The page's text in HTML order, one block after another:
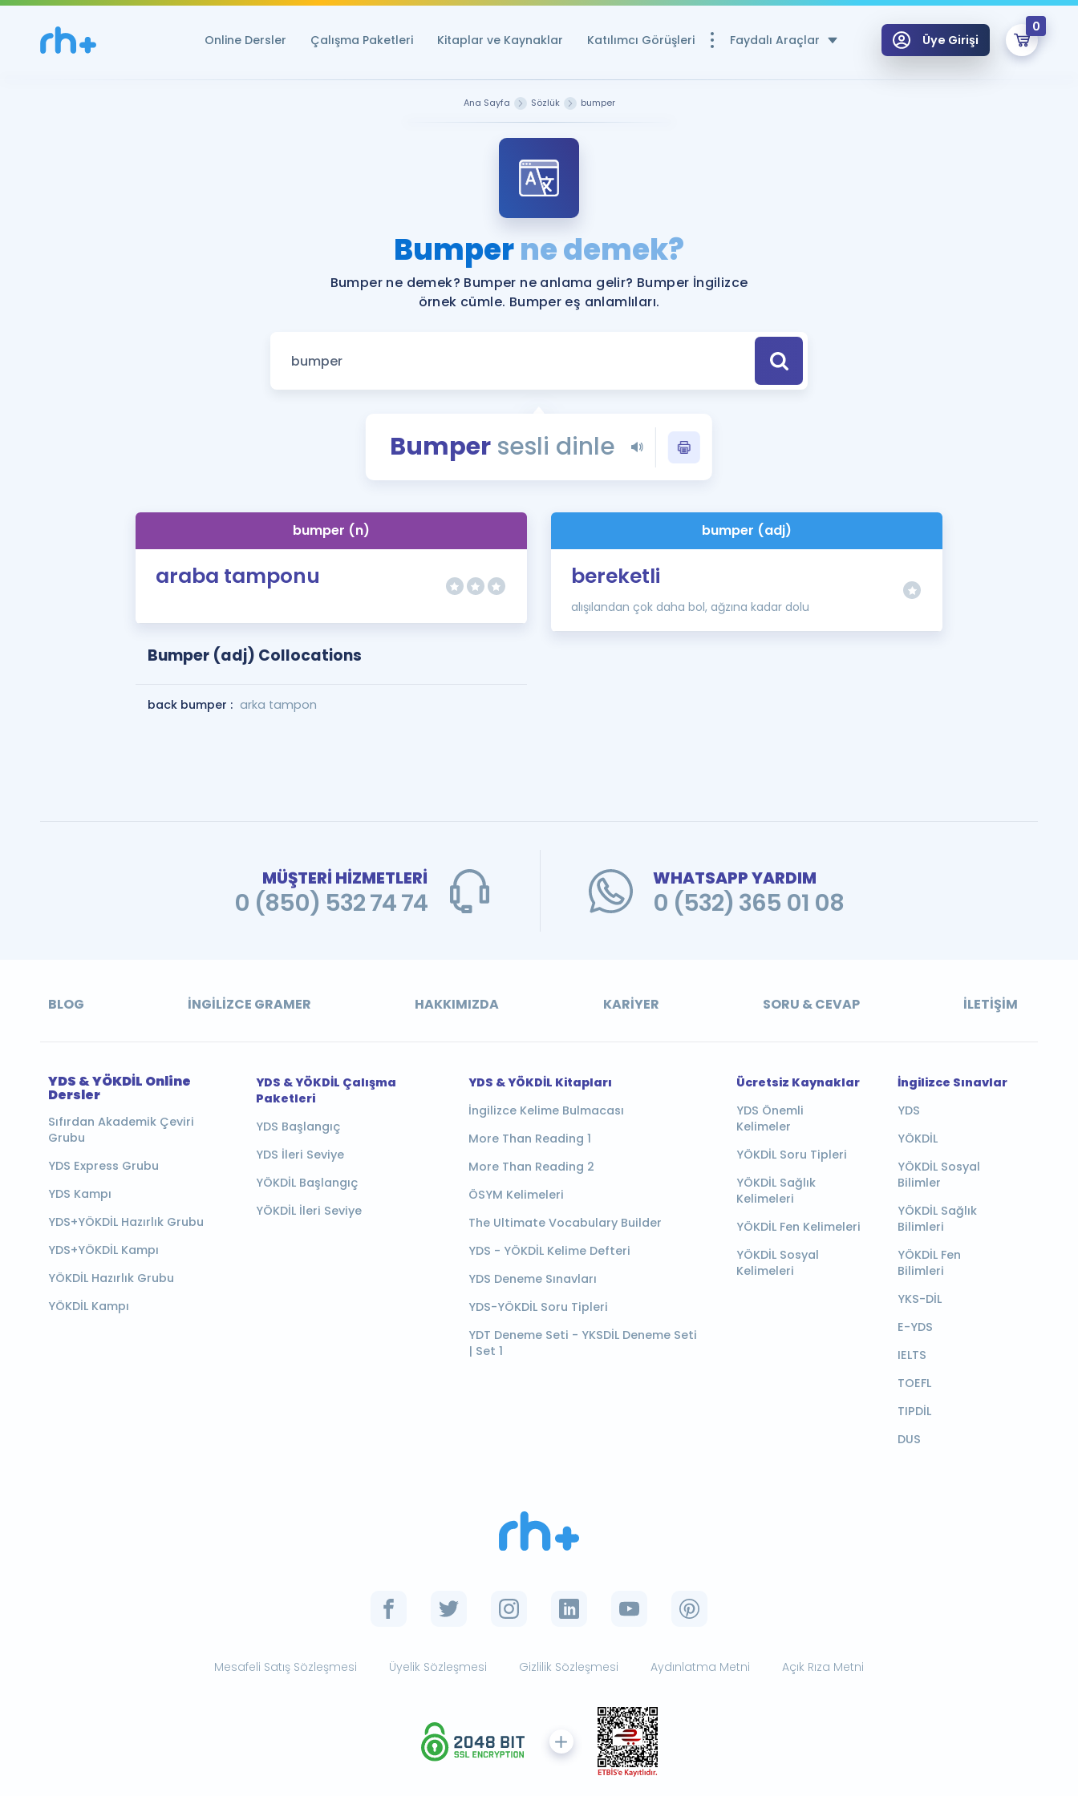
Online Dersler Çalışma Paketleri Kitaplar ve Kaynaklar Katılımcı Görüşleri Faydalı Araçlar
YDS ve YÖKDİL Puan Hesaplama Aracı
Rehberlik Aracı
YDS ve YÖKDİL'e Hazırlananlar için Öneriler
Tüm ÖSYM Sınavları Tek Takvimde
YDS - YÖKDİL Tüm Sınavlarla İlgili Haberler
İngilizce Gramer
Üye Girişi
0
Ana Sayfa Sözlük bumper
Bumperne demek?
Bumper ne demek? Bumper ne anlama gelir? Bumper İngilizce
örnek cümle. Bumper eş anlamlıları.
Bumpersesli dinle
bumper (n)
araba tamponu
Bumper (adj) Collocations
back bumper : arka tampon
bumper (adj)
bereketli
alışılandan çok daha bol, ağzına kadar dolu
MÜŞTERİ HİZMETLERİ
0 (850) 532 74 74
WHATSAPP YARDIM
0 (532) 365 01 08
BLOG İNGILIZCE GRAMER HAKKIMIZDA KARIYER SORU & CEVAP İLETIŞIM
YDS & YÖKDİL Online
Dersler
Sıfırdan Akademik Çeviri
Grubu
YDS Express Grubu
YDS Kampı
YDS+YÖKDİL Hazırlık Grubu
YDS+YÖKDİL Kampı
YÖKDİL Hazırlık Grubu
YÖKDİL Kampı
YDS & YÖKDİL Çalışma
Paketleri
YDS Başlangıç
YDS İleri Seviye
YÖKDİL Başlangıç
YÖKDİL İleri Seviye
YDS & YÖKDİL Kitapları
İngilizce Kelime Bulmacası
More Than Reading 1
More Than Reading 2
ÖSYM Kelimeleri
The Ultimate Vocabulary Builder
YDS - YÖKDİL Kelime Defteri
YDS Deneme Sınavları
YDS-YÖKDİL Soru Tipleri
YDT Deneme Seti - YKSDİL Deneme Seti
| Set 1
Ücretsiz Kaynaklar
YDS Önemli
Kelimeler
YÖKDİL Soru Tipleri
YÖKDİL Sağlık
Kelimeleri
YÖKDİL Fen Kelimeleri
YÖKDİL Sosyal
Kelimeleri
İngilizce Sınavlar
YDS
YÖKDİL
YÖKDİL Sosyal
Bilimler
YÖKDİL Sağlık
Bilimleri
YÖKDİL Fen
Bilimleri
YKS-DİL
E-YDS
IELTS
TOEFL
TIPDİL
DUS
Mesafeli Satış Sözleşmesi Üyelik Sözleşmesi Gizlilik Sözleşmesi Aydınlatma Metni Açık Rıza Metni